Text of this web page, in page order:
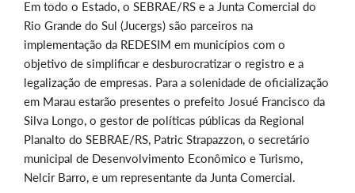
Em todo o Estado, o SEBRAE/RS e a Junta Comercial do
Rio Grande do Sul (Jucergs) são parceiros na
implementação da REDESIM em municípios com o
objetivo de simplificar e desburocratizar o registro e a
legalização de empresas. Para a solenidade de oficialização
em Marau estarão presentes o prefeito Josué Francisco da
Silva Longo, o gestor de políticas públicas da Regional
Planalto do SEBRAE/RS, Patric Strapazzon, o secretário
municipal de Desenvolvimento Econômico e Turismo,
Nelcir Barro, e um representante da Junta Comercial.